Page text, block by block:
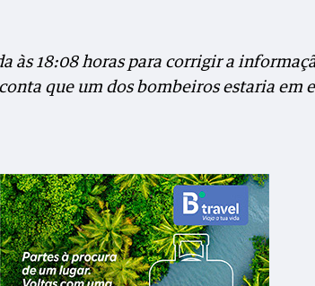
às 18:08 horas para corrigir a
que um dos bombeiros estaria em